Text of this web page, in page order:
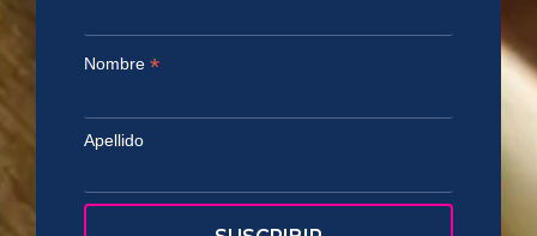
Nombre *
Apellido